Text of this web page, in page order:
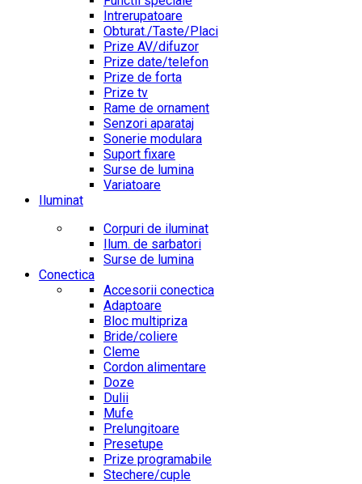
Intrerupatoare
Obturat./Taste/Placi
Prize AV/difuzor
Prize date/telefon
Prize de forta
Prize tv
Rame de ornament
Senzori aparataj
Sonerie modulara
Suport fixare
Surse de lumina
Variatoare
Iluminat
Corpuri de iluminat
Ilum. de sarbatori
Surse de lumina
Conectica
Accesorii conectica
Adaptoare
Bloc multipriza
Bride/coliere
Cleme
Cordon alimentare
Doze
Dulii
Mufe
Prelungitoare
Presetupe
Prize programabile
Stechere/cuple